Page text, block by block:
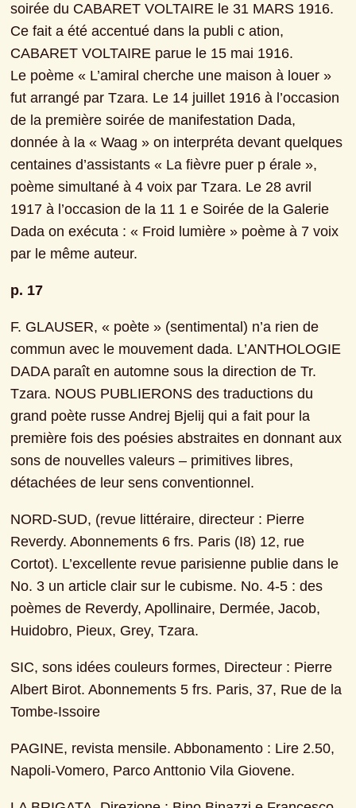
soirée du CABARET VOLTAIRE le 31 MARS 1916.
Ce fait a été accentué dans la publi c ation,
CABARET VOLTAIRE parue le 15 mai 1916.
Le poème « L’amiral cherche une maison à louer »
fut arrangé par Tzara. Le 14 juillet 1916 à l’occasion
de la première soirée de manifestation Dada,
donnée à la « Waag » on interpréta devant quelques
centaines d’assistants « La fièvre puer p érale »,
poème simultané à 4 voix par Tzara. Le 28 avril
1917 à l’occasion de la 11 1 e Soirée de la Galerie
Dada on exécuta : « Froid lumière » poème à 7 voix
par le même auteur.
p. 17
F. GLAUSER, « poète » (sentimental) n’a rien de
commun avec le mouvement dada. L’ANTHOLOGIE
DADA paraît en automne sous la direction de Tr.
Tzara. NOUS PUBLIERONS des traductions du
grand poète russe Andrej Bjelij qui a fait pour la
première fois des poésies abstraites en donnant aux
sons de nouvelles valeurs – primitives libres,
détachées de leur sens conventionnel.
NORD-SUD, (revue littéraire, directeur : Pierre
Reverdy. Abonnements 6 frs. Paris (I8) 12, rue
Cortot). L’excellente revue parisienne publie dans le
No. 3 un article clair sur le cubisme. No. 4-5 : des
poèmes de Reverdy, Apollinaire, Dermée, Jacob,
Huidobro, Pieux, Grey, Tzara.
SIC, sons idées couleurs formes, Directeur : Pierre
Albert Birot. Abonnements 5 frs. Paris, 37, Rue de la
Tombe-Issoire
PAGINE, revista mensile. Abbonamento : Lire 2.50,
Napoli-Vomero, Parco Anttonio Vila Giovene.